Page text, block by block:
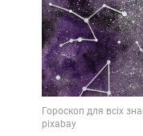
Лайфхаки
Гороскоп для всіх
pixabay